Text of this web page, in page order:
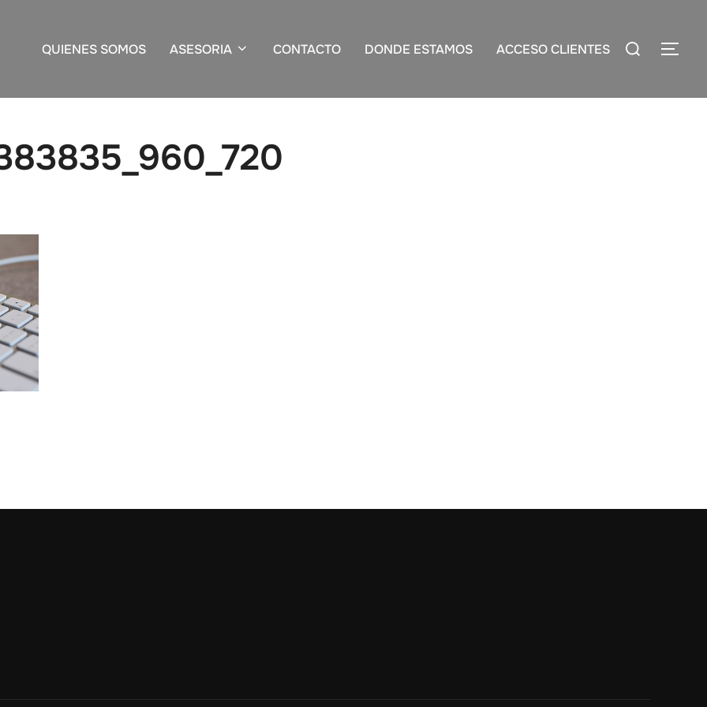
QUIENES SOMOS ASESORIA CONTACTO DONDE ESTAMOS ACCESO CLIENTES
Buscar: